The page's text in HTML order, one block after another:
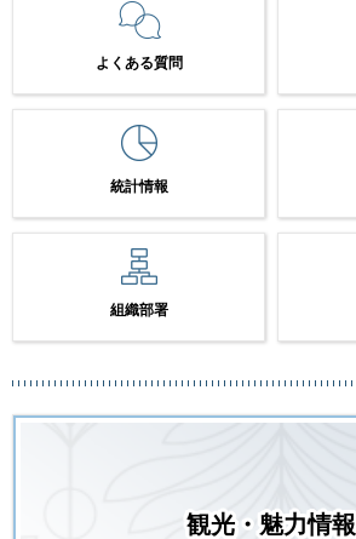
よくある質問
統計情報
組織部署
観光・魅力情報